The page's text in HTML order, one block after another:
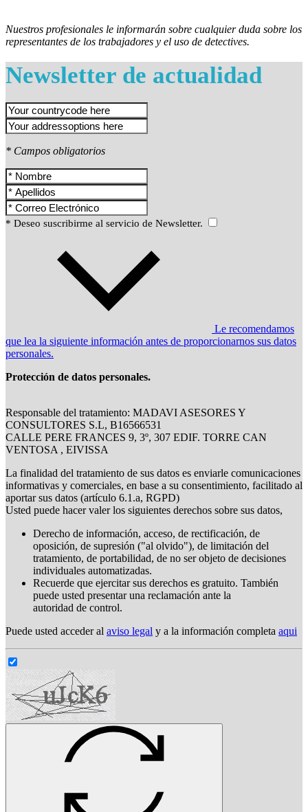
Nuestros profesionales le informarán sobre cualquier duda sobre los
representantes de los trabajadores y el uso de detectives.
Newsletter de actualidad
* Campos obligatorios
* Deseo suscribirme al servicio de Newsletter.
Le recomendamos
que lea la siguiente información antes de proporcionarnos sus datos
personales.
Protección de datos personales.
Responsable del tratamiento: MADAVI ASESORES Y
CONSULTORES S.L, B16566531
CALLE PERE FRANCES 9, 3º, 307 EDIF. TORRE CAN
VENTOSA , EIVISSA
La finalidad del tratamiento de sus datos es enviarle comunicaciones
informativas y comerciales, en base a su consentimiento, facilitado al
aportar sus datos (artículo 6.1.a, RGPD)
Usted puede hacer valer los siguientes derechos sobre sus datos,
Derecho de información, acceso, de rectificación, de
oposición, de supresión ("al olvido"), de limitación del
tratamiento, de portabilidad, de no ser objeto de decisiones
individuales automatizadas.
Recuerde que ejercitar sus derechos es gratuito. También
puede usted presentar una reclamación ante la
autoridad de control.
Puede usted acceder al aviso legal y a la información completa aqui